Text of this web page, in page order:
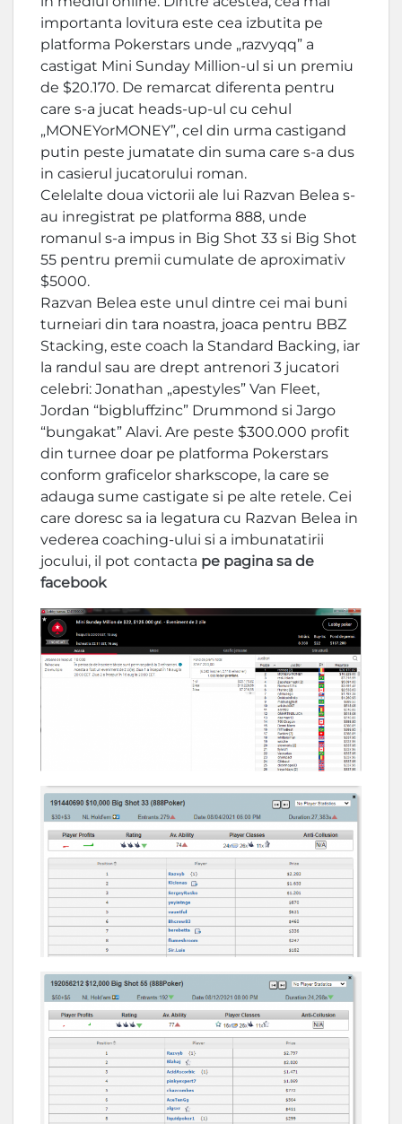
importanta lovitura este cea izbutita pe
platforma Pokerstars unde „razvyqq” a
castigat Mini Sunday Million-ul si un premiu
de $20.170. De remarcat diferenta pentru
care s-a jucat heads-up-ul cu cehul
„MONEYorMONEY”, cel din urma castigand
putin peste jumatate din suma care s-a dus
in casierul jucatorului roman.
Celelalte doua victorii ale lui Razvan Belea s-
au inregistrat pe platforma 888, unde
romanul s-a impus in Big Shot 33 si Big Shot
55 pentru premii cumulate de aproximativ
$5000.
Razvan Belea este unul dintre cei mai buni
turneiari din tara noastra, joaca pentru BBZ
Stacking, este coach la Standard Backing, iar
la randul sau are drept antrenori 3 jucatori
celebri: Jonathan „apestyles” Van Fleet,
Jordan “bigbluffzinc” Drummond si Jargo
“bungakat” Alavi. Are peste $300.000 profit
din turnee doar pe platforma Pokerstars
conform graficelor sharkscope, la care se
adauga sume castigate si pe alte retele. Cei
care doresc sa ia legatura cu Razvan Belea in
vederea coaching-ului si a imbunatatirii
jocului, il pot contacta pe pagina sa de
facebook